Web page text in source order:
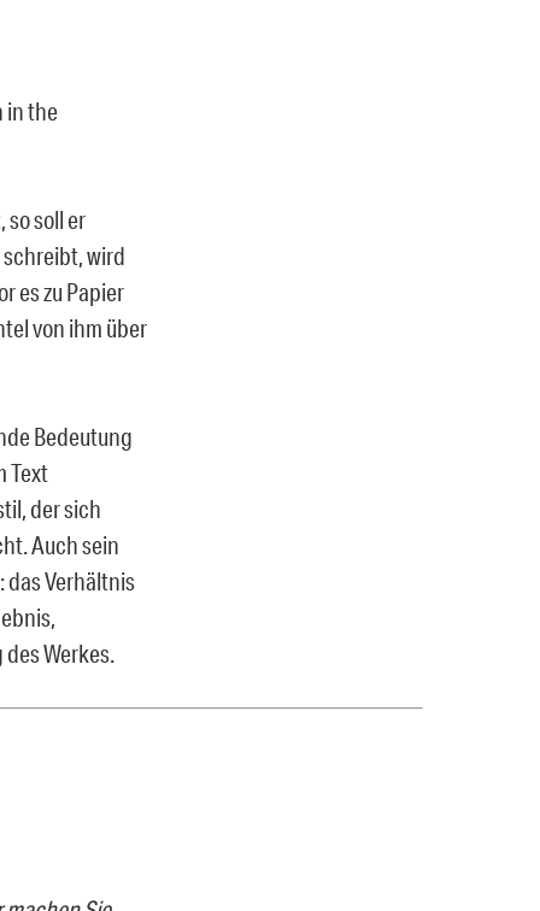
in the
soll er
wird
es zu Papier
von ihm über
Bedeutung
Text
der sich
Auch sein
das Verhältnis
Werkes.